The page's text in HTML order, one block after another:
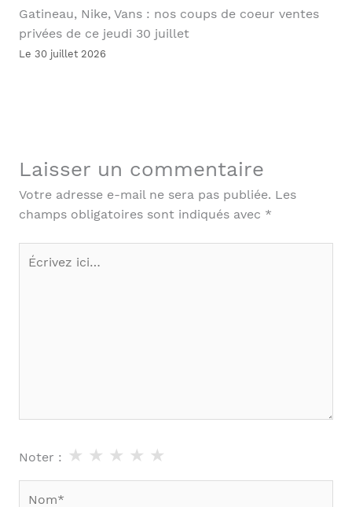
Gatineau, Nike, Vans : nos coups de coeur ventes
privées de ce jeudi 30 juillet
Le 30 juillet 2026
Laisser un commentaire
Votre adresse e-mail ne sera pas publiée. Les
champs obligatoires sont indiqués avec *
Écrivez
ici…
Noter : ★
★
★
★
★